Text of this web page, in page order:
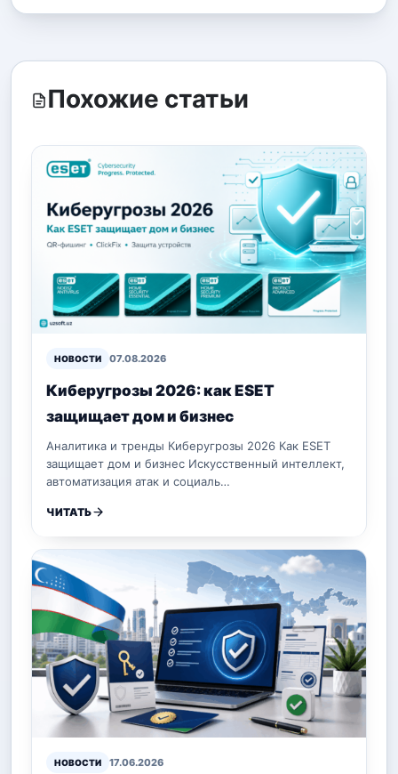
Похожие статьи
НОВОСТИ 07.08.2026
Киберугрозы 2026: как ESET
защищает дом и бизнес
Аналитика и тренды Киберугрозы 2026 Как ESET
защищает дом и бизнес Искусственный интеллект,
автоматизация атак и социаль…
ЧИТАТЬ
НОВОСТИ 17.06.2026